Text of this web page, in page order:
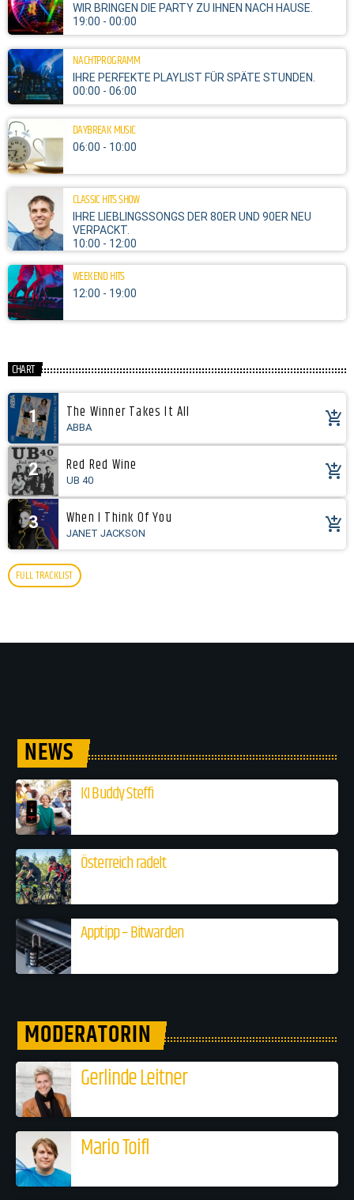
WIR BRINGEN DIE PARTY ZU IHNEN NACH HAUSE.
19:00 - 00:00
NACHTPROGRAMM
IHRE PERFEKTE PLAYLIST FÜR SPÄTE STUNDEN.
00:00 - 06:00
DAYBREAK MUSIC
06:00 - 10:00
CLASSIC HITS SHOW
IHRE LIEBLINGSSONGS DER 80ER UND 90ER NEU
VERPACKT.
10:00 - 12:00
WEEKEND HITS
12:00 - 19:00
CHART
1 The Winner Takes It All
ABBA add_shopping_cart
2 Red Red Wine
UB 40 add_shopping_cart
3 When I Think Of You
JANET JACKSON add_shopping_cart
FULL TRACKLIST
NEWS
KI Buddy Steffi
Österreich radelt
Apptipp – Bitwarden
MODERATORIN
Gerlinde Leitner
Mario Toifl